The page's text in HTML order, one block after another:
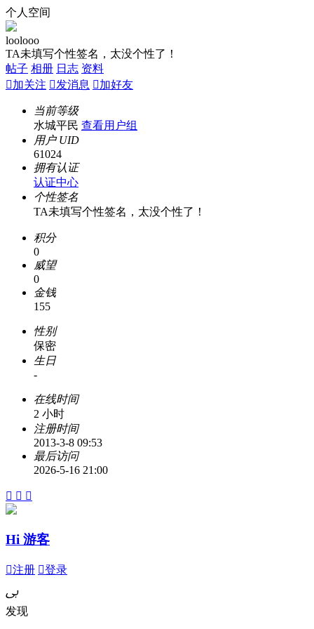
个人空间
loolooo
TA未填写个性签名，太没个性了！
帖子 相册 日志 资料
加关注 发消息 加好友
当前等级
水城平民 查看用户组
用户 UID
61024
拥有认证
认证中心
个性签名
TA未填写个性签名，太没个性了！
积分
0
威望
0
金钱
155
性别
保密
生日
-
在线时间
2 小时
注册时间
2013-3-8 09:53
最后访问
2026-5-16 21:00
  
Hi 游客
注册 登录
ﰉ
发现